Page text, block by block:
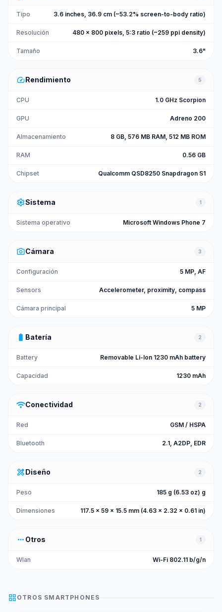
Tipo 3.6 inches, 36.9 cm (~53.2% screen-to-body ratio)
Resolución 480 x 800 pixels, 5:3 ratio (~259 ppi density)
Tamaño 3.6"
speedRendimiento 5
CPU 1.0 GHz Scorpion
GPU Adreno 200
Almacenamiento 8 GB, 576 MB RAM, 512 MB ROM
RAM 0.56 GB
Chipset Qualcomm QSD8250 Snapdragon S1
settingsSistema 1
Sistema operativo Microsoft Windows Phone 7
photo_cameraCámara 3
Configuración 5 MP, AF
Sensors Accelerometer, proximity, compass
Cámara principal 5 MP
battery_full Batería 2
Battery Removable Li-Ion 1230 mAh battery
Capacidad 1230 mAh
wifiConectividad 2
Red GSM / HSPA
Bluetooth 2.1, A2DP, EDR
design_servicesDiseño 2
Peso 185 g (6.53 oz) g
Dimensiones 117.5 x 59 x 15.5 mm (4.63 x 2.32 x 0.61 in)
more_horiz Otros 1
Wlan Wi-Fi 802.11 b/g/n
grid_view OTROS SMARTPHONES